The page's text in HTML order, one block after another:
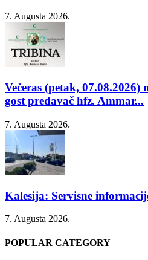
7. Augusta 2026.
Večeras (petak,
gost predavač hfz. Ammar...
7. Augusta 2026.
Kalesija: Servisne
7. Augusta 2026.
POPULAR CATEGORY